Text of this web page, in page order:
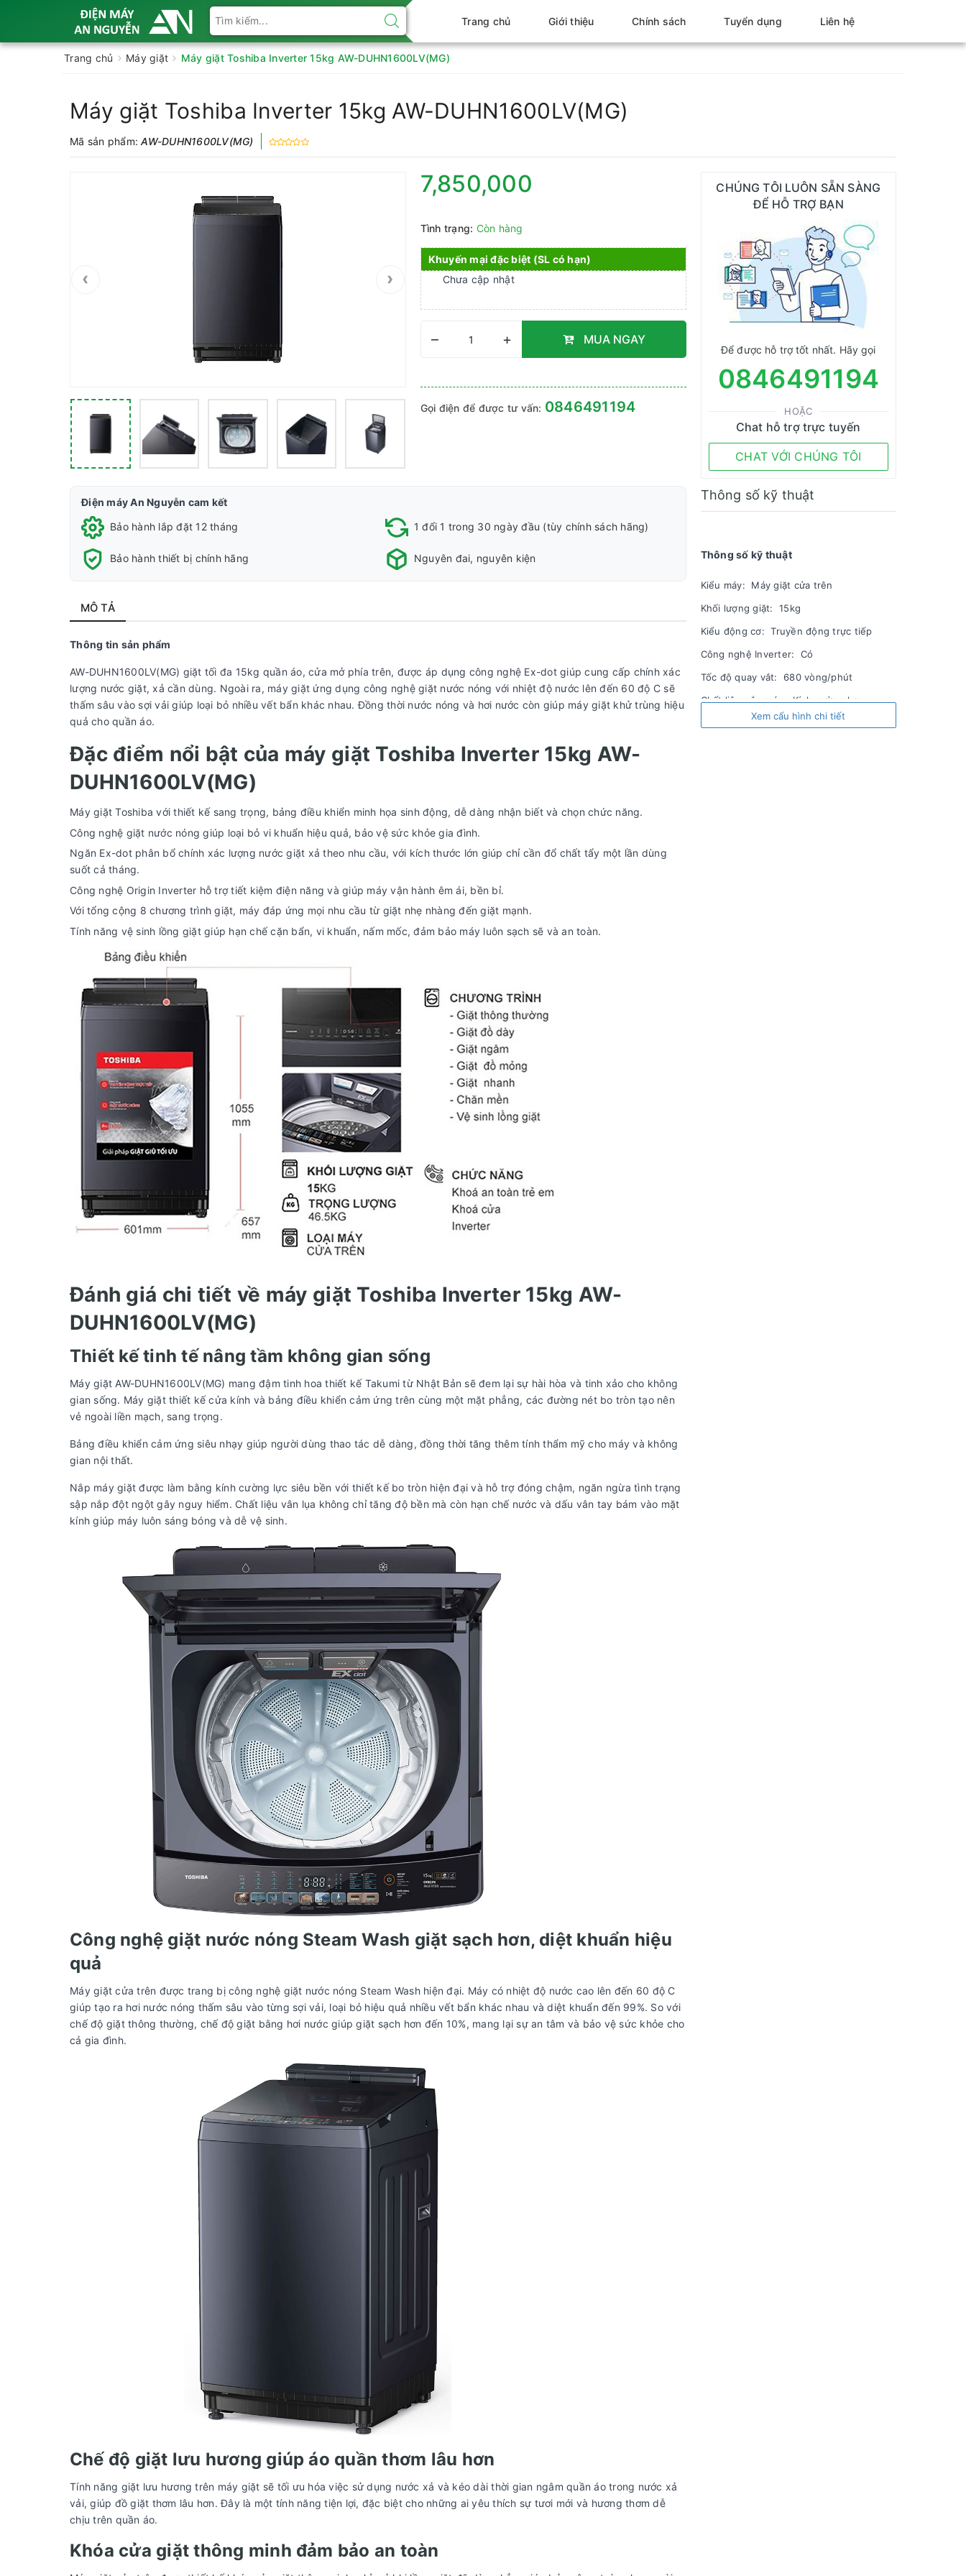
Trang chủ Giới thiệu Chính sách Tuyển dụng Liên hệ
Trang chủ Máy giặt Máy giặt Toshiba Inverter 15kg AW-DUHN1600LV(MG)
Máy giặt Toshiba Inverter 15kg AW-DUHN1600LV(MG)
Mã sản phẩm:AW-DUHN1600LV(MG)
‹ ›
7,850,000
Tình trạng: Còn hàng
Khuyến mại đặc biệt (SL có hạn)
Chưa cập nhật
– + MUA NGAY
Gọi điện để được tư vấn: 0846491194
CHÚNG TÔI LUÔN SẴN SÀNG
ĐỂ HỖ TRỢ BẠN
Để được hỗ trợ tốt nhất. Hãy gọi
0846491194
HOẶC
Chat hỗ trợ trực tuyến
CHAT VỚI CHÚNG TÔI
Thông số kỹ thuật
Thông số kỹ thuật
Kiểu máy: Máy giặt cửa trên
Khối lượng giặt: 15kg
Kiểu động cơ: Truyền động trực tiếp
Công nghệ Inverter: Có
Tốc độ quay vắt: 680 vòng/phút
Chất liệu nắp máy: Kính cường lực
Chất liệu lồng giặt: Thép không gỉ
Xem cấu hình chi tiết
Điện máy An Nguyễn cam kết
Bảo hành lắp đặt 12 tháng
1 đổi 1 trong 30 ngày đầu (tùy chính sách hãng)
Bảo hành thiết bị chính hãng Nguyên đai, nguyên kiện
MÔ TẢ
Thông tin sản phẩm
AW-DUHN1600LV(MG) giặt tối đa 15kg quần áo, cửa mở phía trên, được áp dụng công nghệ Ex-dot giúp cung cấp chính xác
lượng nước giặt, xả cần dùng. Ngoài ra, máy giặt ứng dụng công nghệ giặt nước nóng với nhiệt độ nước lên đến 60 độ C sẽ
thấm sâu vào sợi vải giúp loại bỏ nhiều vết bẩn khác nhau. Đồng thời nước nóng và hơi nước còn giúp máy giặt khử trùng hiệu
quả cho quần áo.
Đặc điểm nổi bật của máy giặt Toshiba Inverter 15kg AW-
DUHN1600LV(MG)
Máy giặt Toshiba với thiết kế sang trọng, bảng điều khiển minh họa sinh động, dễ dàng nhận biết và chọn chức năng.
Công nghệ giặt nước nóng giúp loại bỏ vi khuẩn hiệu quả, bảo vệ sức khỏe gia đình.
Ngăn Ex-dot phân bổ chính xác lượng nước giặt xả theo nhu cầu, với kích thước lớn giúp chỉ cần đổ chất tẩy một lần dùng
suốt cả tháng.
Công nghệ Origin Inverter hỗ trợ tiết kiệm điện năng và giúp máy vận hành êm ái, bền bỉ.
Với tổng cộng 8 chương trình giặt, máy đáp ứng mọi nhu cầu từ giặt nhẹ nhàng đến giặt mạnh.
Tính năng vệ sinh lồng giặt giúp hạn chế cặn bẩn, vi khuẩn, nấm mốc, đảm bảo máy luôn sạch sẽ và an toàn.
Đánh giá chi tiết về máy giặt Toshiba Inverter 15kg AW-
DUHN1600LV(MG)
Thiết kế tinh tế nâng tầm không gian sống
Máy giặt AW-DUHN1600LV(MG) mang đậm tinh hoa thiết kế Takumi từ Nhật Bản sẽ đem lại sự hài hòa và tinh xảo cho không
gian sống. Máy giặt thiết kế cửa kính và bảng điều khiển cảm ứng trên cùng một mặt phẳng, các đường nét bo tròn tạo nên
vẻ ngoài liền mạch, sang trọng.
Bảng điều khiển cảm ứng siêu nhạy giúp người dùng thao tác dễ dàng, đồng thời tăng thêm tính thẩm mỹ cho máy và không
gian nội thất.
Nắp máy giặt được làm bằng kính cường lực siêu bền với thiết kế bo tròn hiện đại và hỗ trợ đóng chậm, ngăn ngừa tình trạng
sập nắp đột ngột gây nguy hiểm. Chất liệu vân lụa không chỉ tăng độ bền mà còn hạn chế nước và dấu vân tay bám vào mặt
kính giúp máy luôn sáng bóng và dễ vệ sinh.
Công nghệ giặt nước nóng Steam Wash giặt sạch hơn, diệt khuẩn hiệu
quả
Máy giặt cửa trên được trang bị công nghệ giặt nước nóng Steam Wash hiện đại. Máy có nhiệt độ nước cao lên đến 60 độ C
giúp tạo ra hơi nước nóng thấm sâu vào từng sợi vải, loại bỏ hiệu quả nhiều vết bẩn khác nhau và diệt khuẩn đến 99%. So với
chế độ giặt thông thường, chế độ giặt bằng hơi nước giúp giặt sạch hơn đến 10%, mang lại sự an tâm và bảo vệ sức khỏe cho
cả gia đình.
Chế độ giặt lưu hương giúp áo quần thơm lâu hơn
Tính năng giặt lưu hương trên máy giặt sẽ tối ưu hóa việc sử dụng nước xả và kéo dài thời gian ngâm quần áo trong nước xả
vải, giúp đồ giặt thơm lâu hơn. Đây là một tính năng tiện lợi, đặc biệt cho những ai yêu thích sự tươi mới và hương thơm dễ
chịu trên quần áo.
Khóa cửa giặt thông minh đảm bảo an toàn